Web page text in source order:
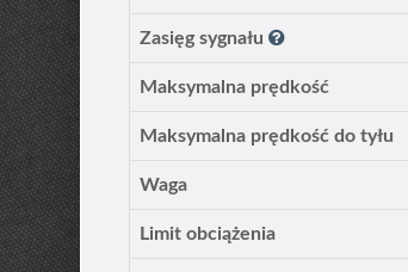
Zasięg sygnału
Maksymalna prędkość
Maksymalna prędkość do tyłu
Waga
Limit obciążenia